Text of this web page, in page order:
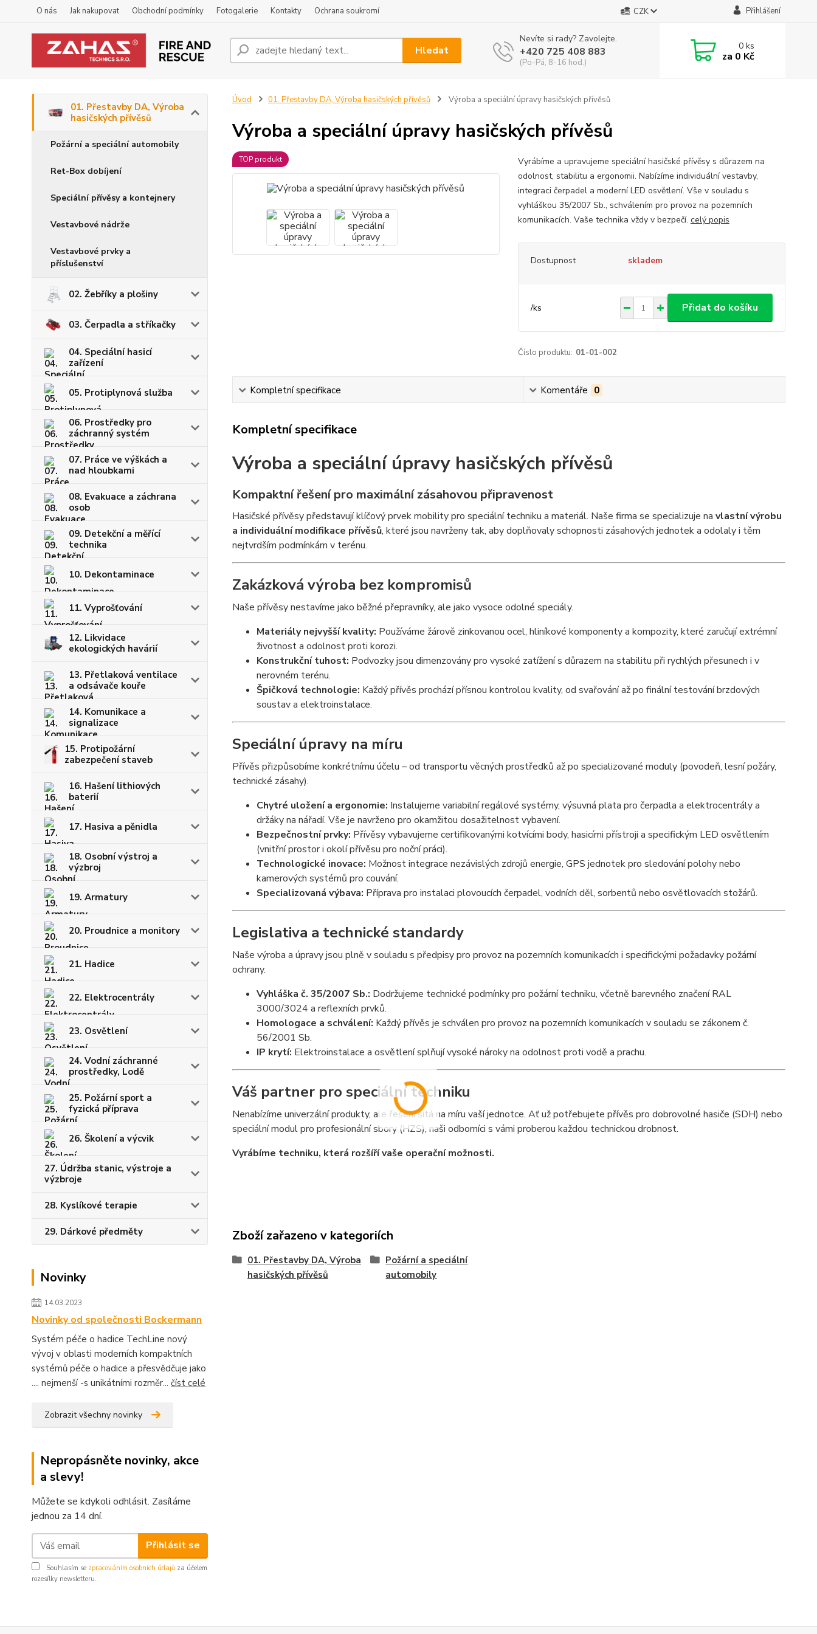
O nás Jak nakupovat Obchodní podmínky Fotogalerie Kontakty Ochrana soukromí CZK Přihlášení
Hledat
Nevíte si rady? Zavolejte.
+420 725 408 883
(Po-Pá, 8-16 hod.)
0ks
za 0 Kč
01. Přestavby DA, Výroba
hasičských přívěsů
Požární a speciální automobily
Ret-Box dobíjení
Speciální přívěsy a kontejnery
Vestavbové nádrže
Vestavbové prvky a
příslušenství
02. Žebříky a plošiny
03. Čerpadla a stříkačky
04. Speciální hasicí
zařízení
05. Protiplynová služba
06. Prostředky pro
záchranný systém
07. Práce ve výškách a
nad hloubkami
08. Evakuace a záchrana
osob
09. Detekční a měřící
technika
10. Dekontaminace
11. Vyprošťování
12. Likvidace
ekologických havárií
13. Přetlaková ventilace
a odsávače kouře
14. Komunikace a
signalizace
15. Protipožární
zabezpečení staveb
16. Hašení lithiových
baterií
17. Hasiva a pěnidla
18. Osobní výstroj a
výzbroj
19. Armatury
20. Proudnice a monitory
21. Hadice
22. Elektrocentrály
23. Osvětlení
24. Vodní záchranné
prostředky, Lodě
25. Požární sport a
fyzická příprava
26. Školení a výcvik
27. Údržba stanic, výstroje a
výzbroje
28. Kyslíkové terapie
29. Dárkové předměty
Novinky
14.03.2023
Novinky od společnosti Bockermann
Systém péče o hadice TechLine nový
vývoj v oblasti moderních kompaktních
systémů péče o hadice a přesvědčuje jako
.... nejmenší -s unikátními rozměr... číst celé
Zobrazit všechny novinky
Nepropásněte novinky, akce
a slevy!
Můžete se kdykoli odhlásit. Zasíláme
jednou za 14 dní.
Přihlásit se
Souhlasím se zpracováním osobních údajů za účelem
rozesílky newsletteru.
Úvod 01. Přestavby DA, Výroba hasičských přívěsů Výroba a speciální úpravy hasičských přívěsů
Výroba a speciální úpravy hasičských přívěsů
TOP produkt
Vyrábíme a upravujeme speciální hasičské přívěsy s důrazem na
odolnost, stabilitu a ergonomii. Nabízíme individuální vestavby,
integraci čerpadel a moderní LED osvětlení. Vše v souladu s
vyhláškou 35/2007 Sb., schválením pro provoz na pozemních
komunikacích. Vaše technika vždy v bezpečí. celý popis
Dostupnost skladem
/ks Přidat do košíku
Číslo produktu: 01-01-002
Kompletní specifikace Komentáře 0
Kompletní specifikace
Výroba a speciální úpravy hasičských přívěsů
Kompaktní řešení pro maximální zásahovou připravenost
Hasičské přívěsy představují klíčový prvek mobility pro speciální techniku a materiál. Naše firma se specializuje na vlastní výrobu
a individuální modifikace přívěsů, které jsou navrženy tak, aby doplňovaly schopnosti zásahových jednotek a odolaly i těm
nejtvrdším podmínkám v terénu.
Zakázková výroba bez kompromisů
Naše přívěsy nestavíme jako běžné přepravníky, ale jako vysoce odolné speciály.
Materiály nejvyšší kvality: Používáme žárově zinkovanou ocel, hliníkové komponenty a kompozity, které zaručují extrémní
životnost a odolnost proti korozi.
Konstrukční tuhost: Podvozky jsou dimenzovány pro vysoké zatížení s důrazem na stabilitu při rychlých přesunech i v
nerovném terénu.
Špičková technologie: Každý přívěs prochází přísnou kontrolou kvality, od svařování až po finální testování brzdových
soustav a elektroinstalace.
Speciální úpravy na míru
Přívěs přizpůsobíme konkrétnímu účelu – od transportu věcných prostředků až po specializované moduly (povodeň, lesní požáry,
technické zásahy).
Chytré uložení a ergonomie: Instalujeme variabilní regálové systémy, výsuvná plata pro čerpadla a elektrocentrály a
držáky na nářadí. Vše je navrženo pro okamžitou dosažitelnost vybavení.
Bezpečnostní prvky: Přívěsy vybavujeme certifikovanými kotvícími body, hasicími přístroji a specifickým LED osvětlením
(vnitřní prostor i okolí přívěsu pro noční práci).
Technologické inovace: Možnost integrace nezávislých zdrojů energie, GPS jednotek pro sledování polohy nebo
kamerových systémů pro couvání.
Specializovaná výbava: Příprava pro instalaci plovoucích čerpadel, vodních děl, sorbentů nebo osvětlovacích stožárů.
Legislativa a technické standardy
Naše výroba a úpravy jsou plně v souladu s předpisy pro provoz na pozemních komunikacích i specifickými požadavky požární
ochrany.
Vyhláška č. 35/2007 Sb.: Dodržujeme technické podmínky pro požární techniku, včetně barevného značení RAL
3000/3024 a reflexních prvků.
Homologace a schválení: Každý přívěs je schválen pro provoz na pozemních komunikacích v souladu se zákonem č.
56/2001 Sb.
IP krytí: Elektroinstalace a osvětlení splňují vysoké nároky na odolnost proti vodě a prachu.
Váš partner pro speciální techniku
Nenabízíme univerzální produkty, ale řešení šitá na míru vaší jednotce. Ať už potřebujete přívěs pro dobrovolné hasiče (SDH) nebo
speciální modul pro profesionální sbory (HZS), naši odborníci s vámi proberou každou technickou drobnost.
Vyrábíme techniku, která rozšíří vaše operační možnosti.
Zboží zařazeno v kategoriích
01. Přestavby DA, Výroba
hasičských přívěsů
Požární a speciální
automobily